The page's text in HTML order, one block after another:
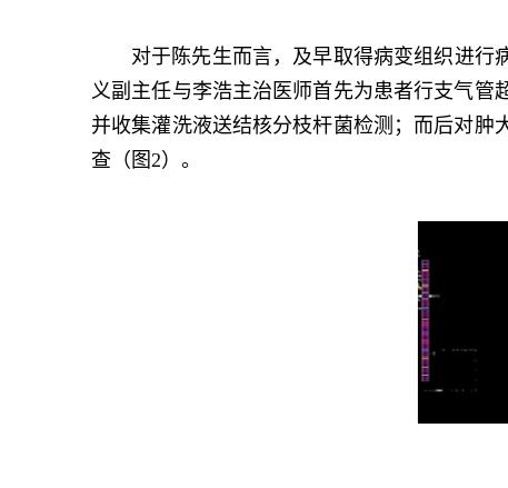
对于陈先生而言，及早取得病变组织进行
义副主任与李浩主治医师首先为患者行支气管
并收集灌洗液送结核分枝杆菌检测；而后对肿
查（图2）。